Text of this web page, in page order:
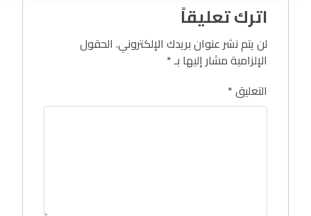
اترك تعليقاً
لن يتم نشر عنوان بريدك الإلكتروني. الحقول
الإلزامية مشار إليها بـ*
التعليق*